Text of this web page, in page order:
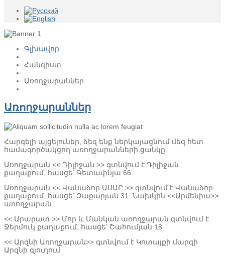
Գլխավոր
Հանգիստ
Առողջարաններ
Առողջարաններ
Հարգելի այցելուներ, ձեզ ենք ներկայացնում մեզ հետ
համագործակցող առողջարանների ցանկը
Առողջարան << Դիլիջան >> գտնվում է Դիլիջան
քաղաքում, հասցե՝ Գետափնյա 66
Առողջարան << Վանաձոր ԱՍԱՐ >> գտնվում է Վանաձոր
քաղաքում, հասցե՝ Զաքարյան 31: Նախկին <<Արմենիա>>
առողջարան
<< Արարատ >> Մոր և Մանկան առողջարան գտնվում է
Ջերմուկ քաղաքում, հասցե՝ Շահումյան 18
<< Արզնի Առողջարան>> գտնվում է Կոտայքի մարզի
Արզնի գյուղում